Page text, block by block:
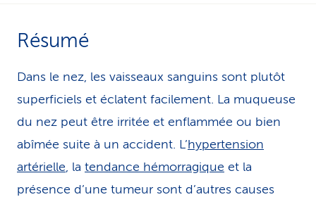
Résumé
Dans le nez, les vaisseaux sanguins sont plutôt
superficiels et éclatent facilement. La muqueuse
du nez peut être irritée et enflammée ou bien
abîmée suite à un accident. L’hypertension
artérielle, la tendance hémorragique et la
présence d’une tumeur sont d’autres causes